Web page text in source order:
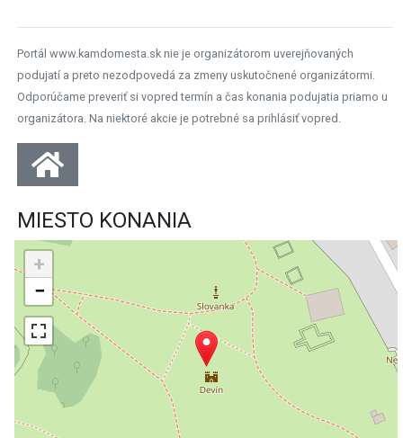
Portál www.kamdomesta.sk nie je organizátorom uverejňovaných
podujatí a preto nezodpovedá za zmeny uskutočnené organizátormi.
Odporúčame preveriť si vopred termín a čas konania podujatia priamo u
organizátora. Na niektoré akcie je potrebné sa prihlásiť vopred.
MIESTO KONANIA
+
−